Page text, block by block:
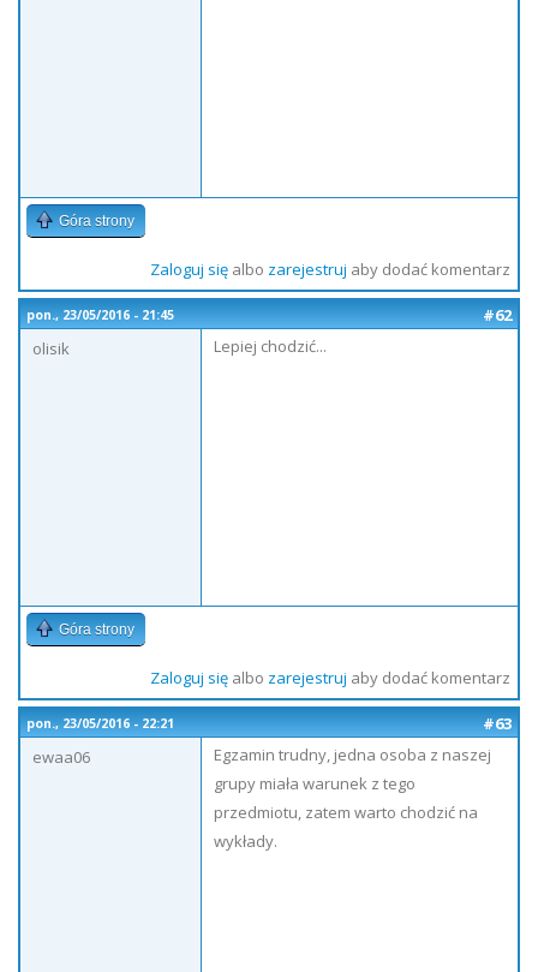
Góra strony
Zaloguj sięalbo zarejestruj aby dodać komentarz
pon., 23/05/2016 - 21:45
#62
olisik
Lepiej chodzić...
Góra strony
Zaloguj sięalbo zarejestruj aby dodać komentarz
pon., 23/05/2016 - 22:21
#63
ewaa06
Egzamin trudny, jedna osoba z naszej
grupy miała warunek z tego
przedmiotu, zatem warto chodzić na
wykłady.